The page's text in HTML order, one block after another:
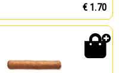
€ 1.70